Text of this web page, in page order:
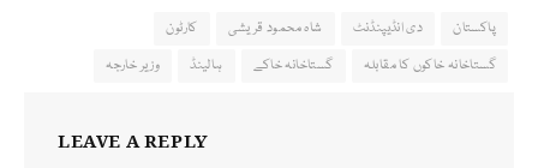
پاکستان دی انڈیپنڈنٹ شاہ محمود قریشی
کارٹون
گستاخانہ خاکوں کا مقابلہ
گستاخانہ خاکے ہالینڈ وزیر خارجہ
LEAVE A REPLY